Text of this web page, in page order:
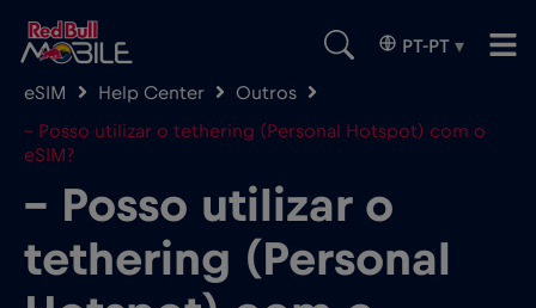
PT-PT ▾
eSIM Help Center
Outros
– Posso utilizar o tethering (Personal Hotspot) com o
eSIM?
– Posso utilizar o
tethering (Personal